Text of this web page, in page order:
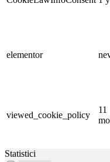
elementor
viewed_cookie_policy
11
Statistici